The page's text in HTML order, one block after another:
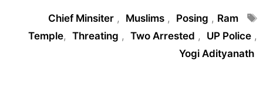
Tags
Chief Minsiter , Muslims , Posing , Ram
Temple, Threating , Two Arrested , UP Police ,
Yogi Adityanath